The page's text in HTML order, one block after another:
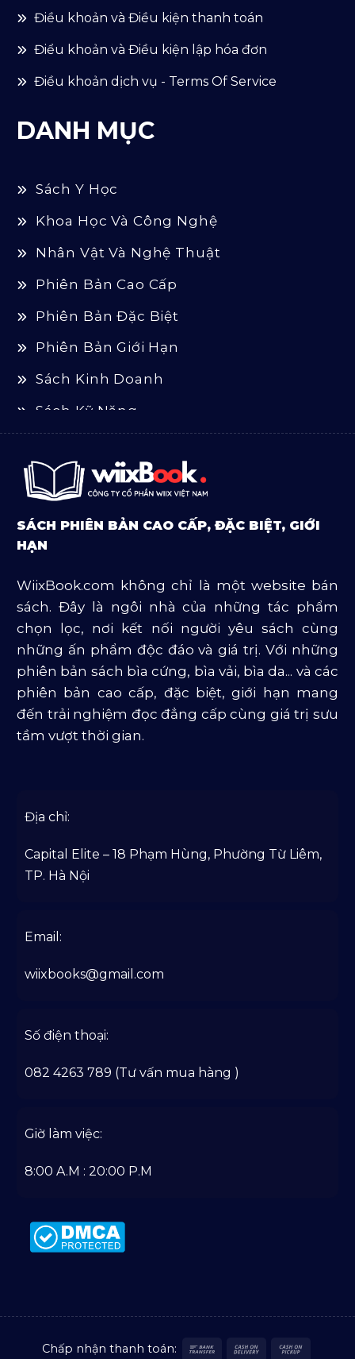
Điều khoản và Điều kiện thanh toán
Điểu khoản và Điều kiện lập hóa đơn
Điều khoản dịch vụ - Terms Of Service
DANH MỤC
Sách Y Học
Khoa Học Và Công Nghệ
Nhân Vật Và Nghệ Thuật
Phiên Bản Cao Cấp
Phiên Bản Đặc Biệt
Phiên Bản Giới Hạn
Sách Kinh Doanh
Sách Kỹ Năng
Sách Ngoại Văn
Sách Tôn Giáo
Sản Phẩm Mở Bán
Văn Học Và Lịch Sử
SÁCH PHIÊN BẢN CAO CẤP, ĐẶC BIỆT, GIỚI
HẠN
WiixBook.com không chỉ là một website bán
sách. Đây là ngôi nhà của những tác phẩm
chọn lọc, nơi kết nối người yêu sách cùng
những ấn phẩm độc đáo và giá trị. Với những
phiên bản sách bìa cứng, bìa vải, bìa da... và các
phiên bản cao cấp, đặc biệt, giới hạn mang
đến trải nghiệm đọc đẳng cấp cùng giá trị sưu
tầm vượt thời gian.
Địa chỉ:
Capital Elite – 18 Phạm Hùng, Phường Từ Liêm,
TP. Hà Nội
Email:
wiixbooks@gmail.com
Số điện thoại:
082 4263 789 (Tư vấn mua hàng )
Giờ làm việc:
8:00 A.M : 20:00 P.M
Chấp nhận thanh toán:
Bank
Cash